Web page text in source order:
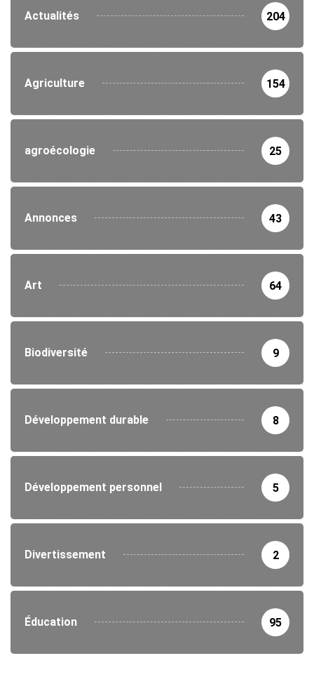
Actualités 204
Agriculture 154
agroécologie 25
Annonces 43
Art 64
Biodiversité 9
Développement durable 8
Développement personnel 5
Divertissement 2
Éducation 95